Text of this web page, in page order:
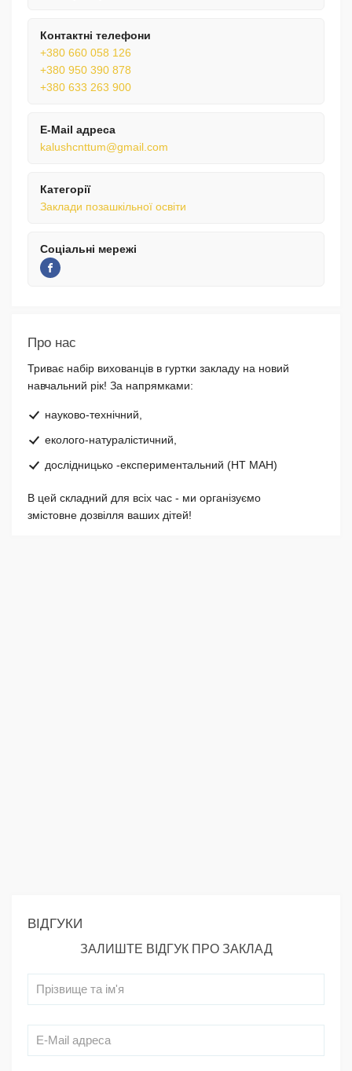
Контактні телефони
+380 660 058 126
+380 950 390 878
+380 633 263 900
E-Mail адреса
kalushcnttum@gmail.com
Категорії
Заклади позашкільної освіти
Соціальні мережі
Про нас
Триває набір вихованців в гуртки закладу на новий
навчальний рік! За напрямками:
науково-технічний,
еколого-натуралістичний,
дослідницько -експериментальний (НТ МАН)
В цей складний для всіх час - ми організуємо
змістовне дозвілля ваших дітей!
ВІДГУКИ
ЗАЛИШТЕ ВІДГУК ПРО ЗАКЛАД